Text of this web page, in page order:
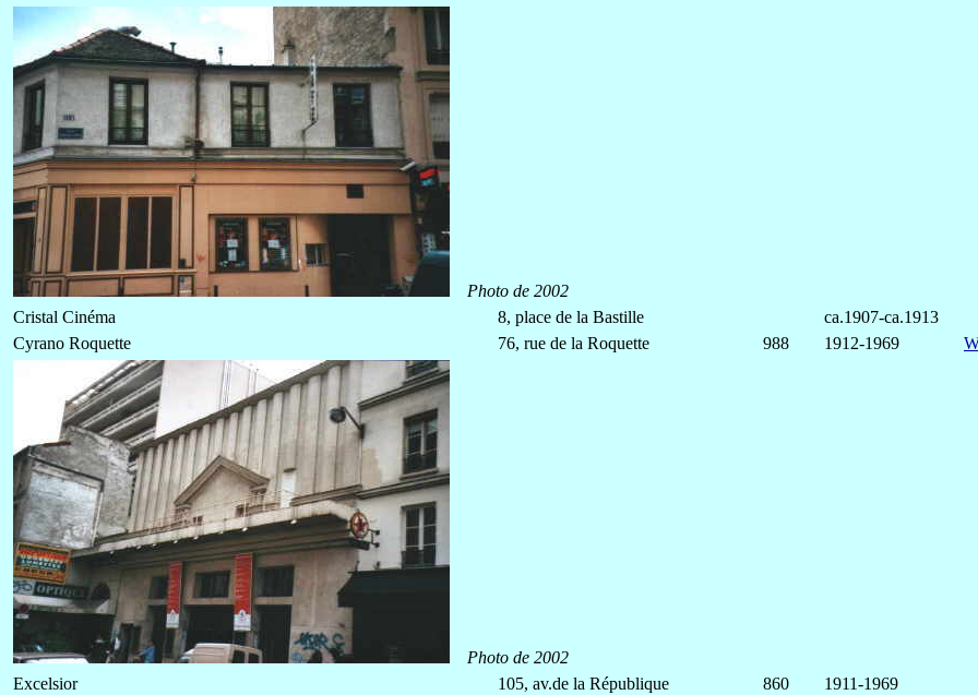
Photo de 2002
Cristal Cinéma
8, place de la Bastille
ca.1907-ca.1913
Cyrano Roquette
76, rue de la Roquette 988 1912-1969
Photo de 2002
Excelsior
105, av.de la République 860 1911-1969